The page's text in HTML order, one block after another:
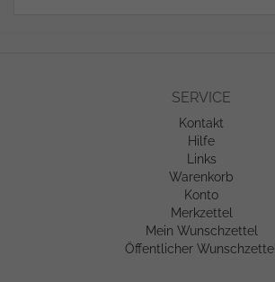
SERVICE
Kontakt
Hilfe
Links
Warenkorb
Konto
Merkzettel
Mein Wunschzettel
Öffentlicher Wunschzettel